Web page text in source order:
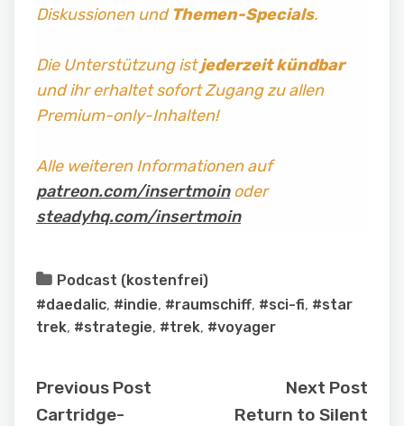
Diskussionen und Themen-Specials.
Die Unterstützung istjederzeit kündbar
und ihr erhaltet sofort Zugang zu allen
Premium-only-Inhalten!
Alle weiteren Informationen auf
patreon.com/insertmoinoder
steadyhq.com/insertmoin
Podcast (kostenfrei)
#daedalic, #indie, #raumschiff, #sci-fi, #star
trek, #strategie, #trek, #voyager
Previous Post
Cartridge-
Next Post
Return to Silent